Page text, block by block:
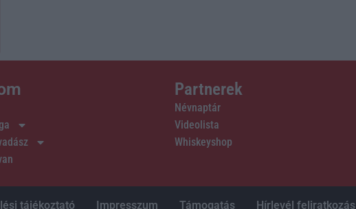
Partnerek
Névnaptár
Videolista
Whiskeyshop
tájékoztató Impresszum Támogatás Hírlevél feliratkozás